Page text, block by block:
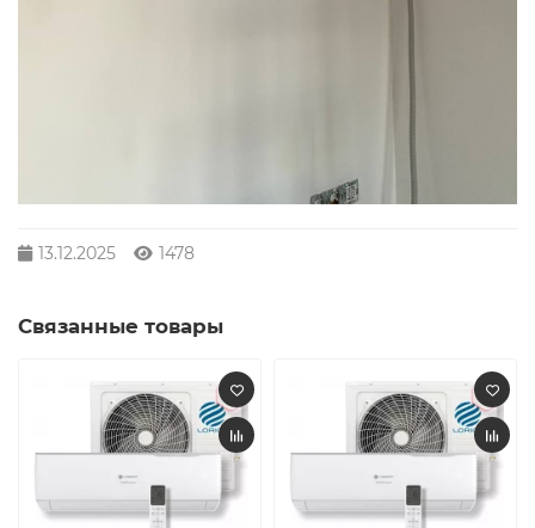
13.12.2025 1478
Связанные товары